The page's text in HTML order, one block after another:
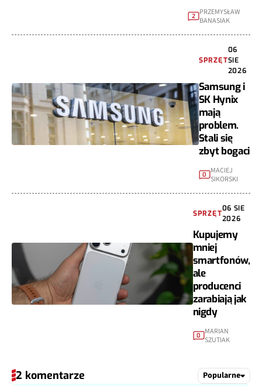
2 PRZEMYSŁAW
BANASIAK
SPRZĘT
06
SIE
2026
Samsung i
SK Hynix
mają
problem.
Stali się
zbyt bogaci
0 MACIEJ
SIKORSKI
SPRZĘT
06 SIE
2026
Kupujemy
mniej
smartfonów,
ale
producenci
zarabiają jak
nigdy
0 MARIAN
SZUTIAK
2 komentarze Popularne